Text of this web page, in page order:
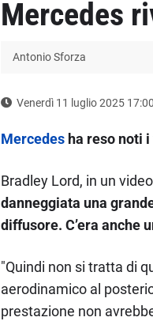
Mercedes
Antonio Sforza
Venerdì 11 luglio 2025 17:00
Mercedesha reso noti i
Bradley Lord, in un
danneggiata una
diffusore. C’era anche
"Quindi non si tratta di
aerodinamico al
prestazione non